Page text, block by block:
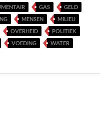
GAS
GELD
MENSEN
MILIEU
OVERHEID
POLITIEK
VOEDING WATER